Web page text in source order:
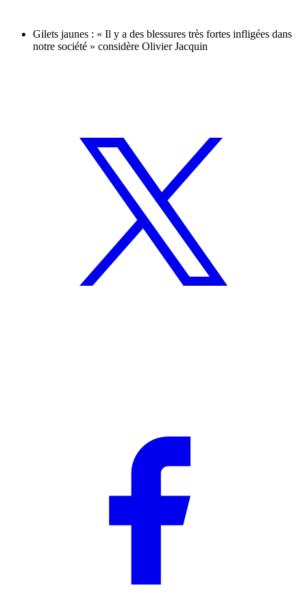
Gilets jaunes : « Il y a des blessures très fortes infligées dans
notre société » considère Olivier Jacquin